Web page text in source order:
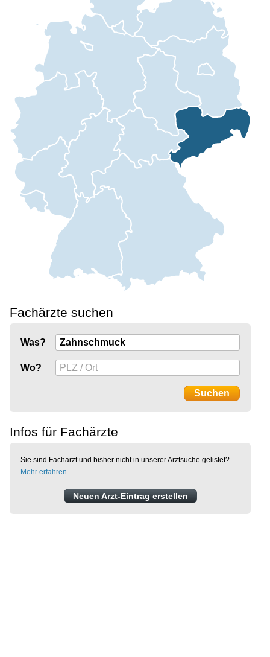
Fachärzte suchen
Was?
Wo?
Infos für Fachärzte
Sie sind Facharzt und bisher nicht in unserer Arztsuche gelistet?
Mehr erfahren
Neuen Arzt-Eintrag erstellen